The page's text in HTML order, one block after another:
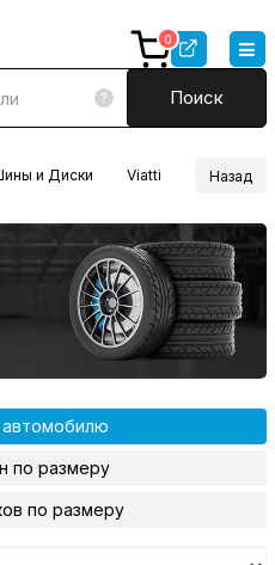
Поиск
0
и Диски Viatti Назад
по размеру
по размеру